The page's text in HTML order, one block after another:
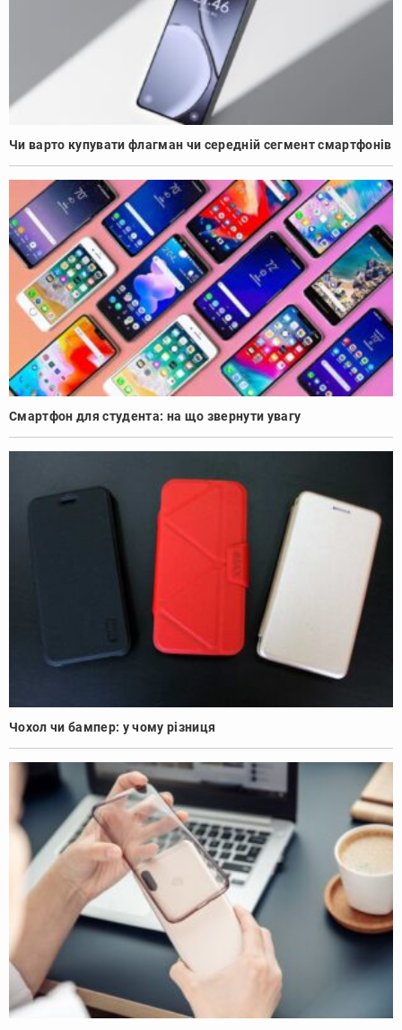
Чи варто купувати флагман чи середній сегмент смартфонів
Смартфон для студента: на що звернути увагу
Чохол чи бампер: у чому різниця